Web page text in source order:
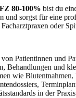
80-100% bist du
und sorgst für eine
oder
Patientinnen und
Behandlungen und
wie
in der Praxis